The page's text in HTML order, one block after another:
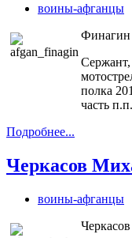
воины-афганцы
Финагин
Сержант,
полка
часть
Подробнее...
Черкасов
воины-афганцы